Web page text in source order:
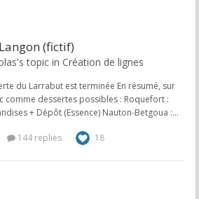
(fictif)
topic in Création de lignes
du Larrabut est terminée En résumé, sur
comme dessertes possibles : Roquefort :
+ Dépôt (Essence) Nauton-Betgoua :...
144 replies 18